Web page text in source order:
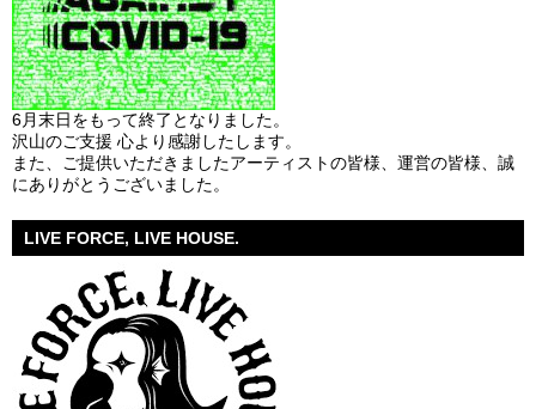
6月末日をもって終了となりました。
沢山のご支援 心より感謝したします。
また、ご提供いただきましたアーティストの皆様、運営の皆様、誠
にありがとうございました。
LIVE FORCE, LIVE HOUSE.